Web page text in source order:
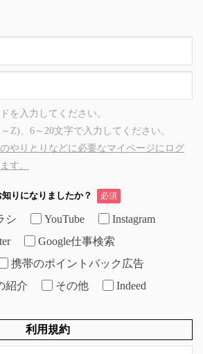
を入力してください。
Z)、6～20文字で入力してください。
やりとりなどに必要なマイページにログ
す。
りになりましたか？ 必須
シ YouTube
Instagram
Google仕事検索
携帯のポイントバック広告
紹介
その他 Indeed
利用規約